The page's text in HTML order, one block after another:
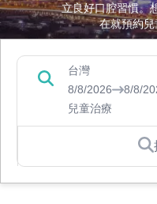
立良好口腔習慣。
在就預約
台灣
8/8/2026
8/8/
兒童治療